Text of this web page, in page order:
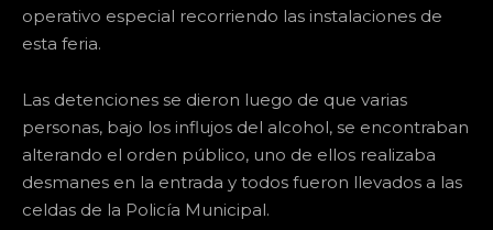
operativo especial recorriendo las instalaciones de
esta feria.
Las detenciones se dieron luego de que varias
personas, bajo los influjos del alcohol, se encontraban
alterando el orden público, uno de ellos realizaba
desmanes en la entrada y todos fueron llevados a las
celdas de la Policía Municipal.